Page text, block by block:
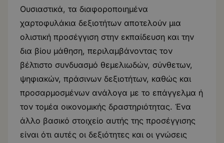
Ουσιαστικά, τα διαφοροποιημένα
χαρτοφυλάκια δεξιοτήτων αποτελούν μια
ολιστική προσέγγιση στην εκπαίδευση και την
δια βίου μάθηση, περιλαμβάνοντας τον
βέλτιστο συνδυασμό θεμελιωδών, σύνθετων,
ψηφιακών, πράσινων δεξιοτήτων, καθώς και
προσαρμοσμένων ανάλογα με το επάγγελμα ή
τον τομέα οικονομικής δραστηριότητας. Ένα
άλλο βασικό στοιχείο αυτής της προσέγγισης
είναι ότι αυτές οι δεξιότητες και οι γνώσεις